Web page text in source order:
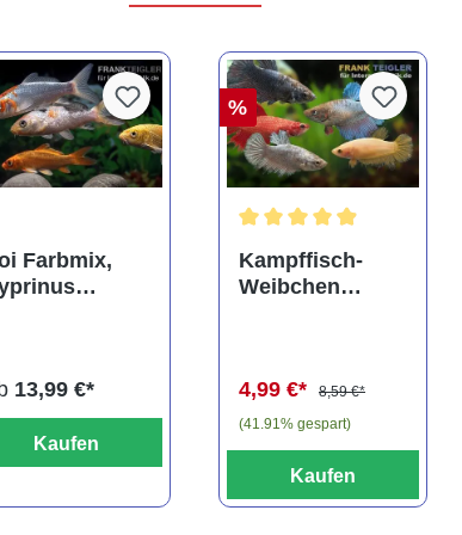
Farbmix,
13,99 €*
Kaufen
%
Kampffisch-
Weibchen
4,99 €*
8,59 €*
(41.91% gespart)
Kaufen